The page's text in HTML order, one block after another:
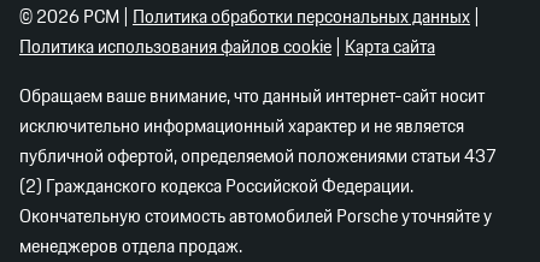
©2026PCM | Политика обработки персональных данных |
Политика использования файлов cookie | Карта сайта
Обращаем ваше внимание, что данный интернет-сайт носит
исключительно информационный характер и не является
публичной офертой, определяемой положениями статьи 437
(2) Гражданского кодекса Российской Федерации.
Окончательную стоимость автомобилей Porsche уточняйте у
менеджеров отдела продаж.